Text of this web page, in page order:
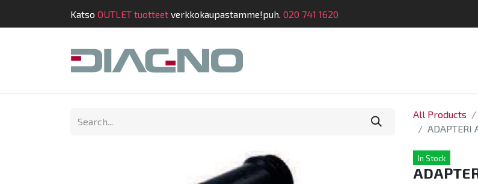
Katso OUTLET tuotteet verkkokaupastamme!puh. 020 741 1620
Shop
All Products
ADAPTERI
In Stock